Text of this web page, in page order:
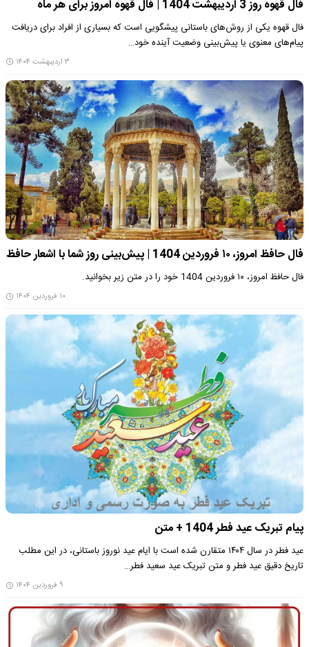
فال قهوه روز 3 اردیبهشت 1404 | فال قهوه امروز برای هر ماه
فال قهوه یکی از روش‌های باستانی پیشگویی است که بسیاری از افراد برای دریافت
پیام‌های معنوی یا پیش‌بینی وضعیت آینده خود…
۳ اردیبهشت ۱۴۰۴
فال حافظ امروز، ۱۰ فروردین 1404 | پیش‌بینی روز شما با اشعار حافظ
فال حافظ امروز، ۱۰ فروردین 1404 خود را در متن زیر بخوانید.
۱۰ فروردین ۱۴۰۴
پیام تبریک عید فطر 1404 + متن
عید فطر در سال ۱۴۰۴ متقارن شده است با ایام عید نوروز باستانی، در این مطلب
تاریخ دقیق عید فطر و متن تبریک عید سعید فطر…
۹ فروردین ۱۴۰۴